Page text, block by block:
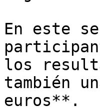
En este
los
también
euros**.